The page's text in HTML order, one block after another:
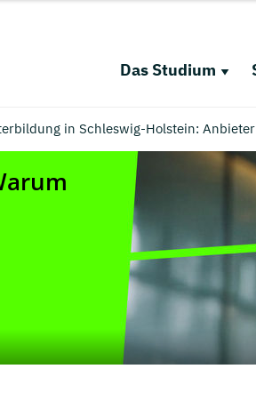
Das Studium
in Schleswig-Holstein: